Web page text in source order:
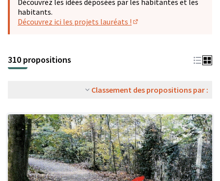
Découvrez les idées déposées par les habitantes et les
habitants.
Découvrez ici les projets lauréats !
310 propositions
Classement des propositions par :